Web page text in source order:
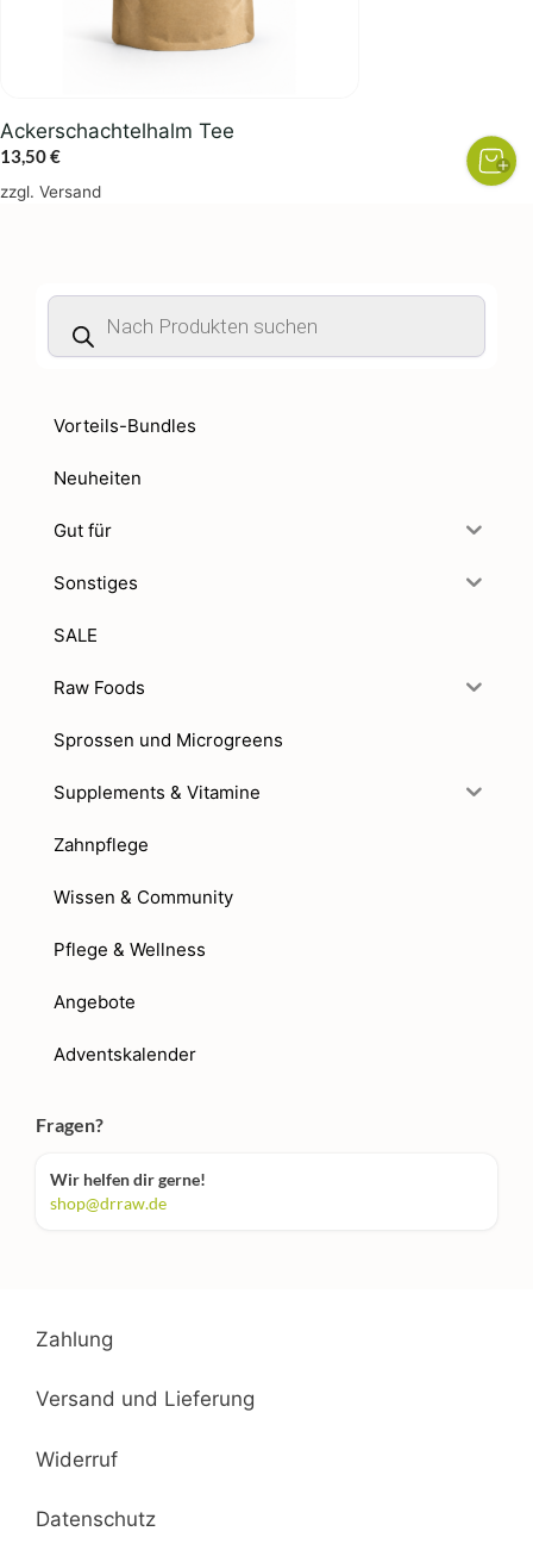
Ackerschachtelhalm Tee
13,50€
zzgl. Versand
Products
search
Vorteils-Bundles
Neuheiten
Gut für
Sonstiges
SALE
Raw Foods
Sprossen und Microgreens
Supplements & Vitamine
Zahnpflege
Wissen & Community
Pflege & Wellness
Angebote
Adventskalender
Fragen?
Wir helfen dir gerne!
shop@drraw.de
Zahlung
Versand und Lieferung
Widerruf
Datenschutz